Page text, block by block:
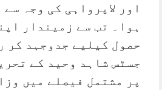
اور لاپرواہی کی وجہ
ہوا۔ تب سے زمیندار
حصول کیلیے جدوجہد کر
پر مشتمل فیصلے میں